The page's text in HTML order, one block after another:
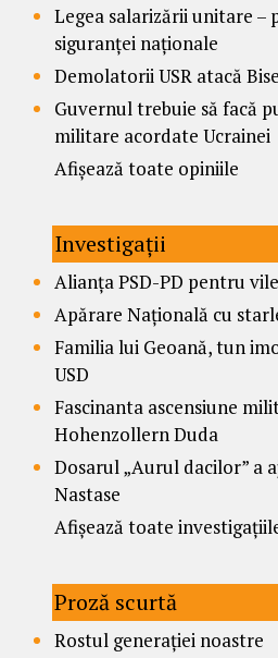
Legea salarizării unitare –
siguranței naționale
Demolatorii USR atacă
Guvernul trebuie să facă
militare acordate Ucrainei
Afișează toate opiniile
Investigații
Alianța PSD-PD pentru
Apărare Națională cu
Familia lui Geoană, tun
USD
Fascinanta ascensiune
Hohenzollern Duda
Dosarul „Aurul dacilor” a
Nastase
Afișează toate
Proză scurtă
Rostul generației noastre